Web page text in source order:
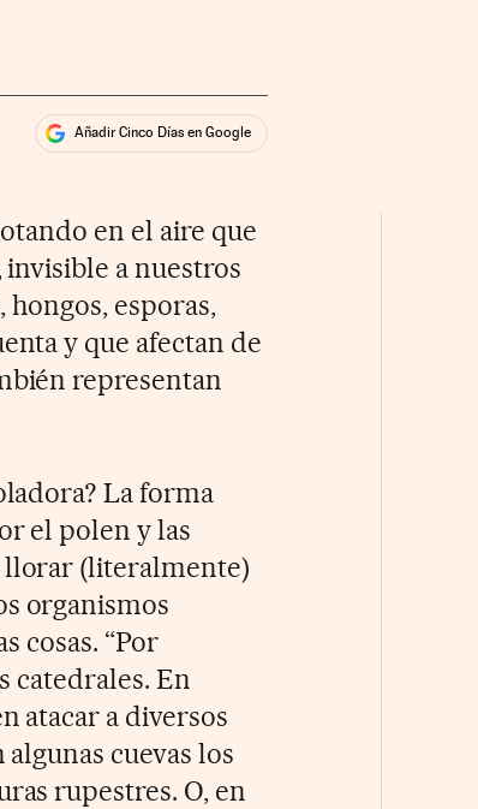
Añadir Cinco Días en Google
en el aire que
invisible a nuestros
esporas,
y que afectan de
representan
La forma
el polen y las
llorar (literalmente)
organismos
cosas. “Por
catedrales. En
atacar a diversos
cuevas los
rupestres. O, en